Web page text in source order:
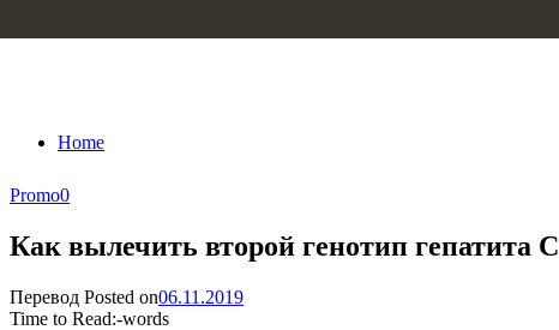
Home
Promo0
Как вылечить второй генотип гепатита С
Перевод Posted on06.11.2019
Time to Read:-words